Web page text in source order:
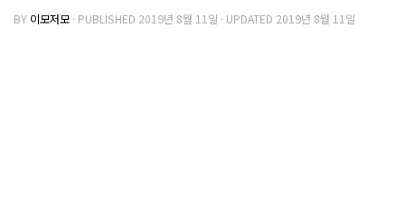
BY 이모저모 · PUBLISHED 2019년 8월 11일 · UPDATED 2019년 8월 11일